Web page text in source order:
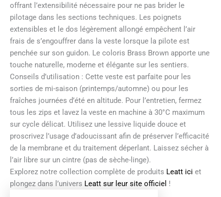
offrant l’extensibilité nécessaire pour ne pas brider le
pilotage dans les sections techniques. Les poignets
extensibles et le dos légèrement allongé empêchent l’air
frais de s’engouffrer dans la veste lorsque la pilote est
penchée sur son guidon. Le coloris Brass Brown apporte une
touche naturelle, moderne et élégante sur les sentiers.
Conseils d’utilisation : Cette veste est parfaite pour les
sorties de mi-saison (printemps/automne) ou pour les
fraîches journées d’été en altitude. Pour l’entretien, fermez
tous les zips et lavez la veste en machine à 30°C maximum
sur cycle délicat. Utilisez une lessive liquide douce et
proscrivez l’usage d’adoucissant afin de préserver l’efficacité
de la membrane et du traitement déperlant. Laissez sécher à
l’air libre sur un cintre (pas de sèche-linge).
Explorez notre collection complète de produits Leatt ici et
plongez dans l’univers Leatt sur leur site officiel !